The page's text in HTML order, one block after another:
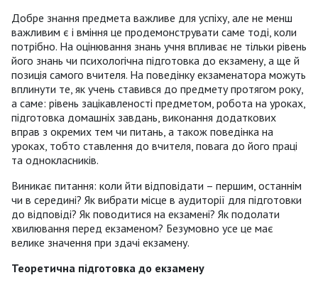
Добре знання предмета важливе для успіху, але не менш
важливим є і вміння це продемонструвати саме тоді, коли
потрібно. На оцінювання знань учня впливає не тільки рівень
його знань чи психологічна підготовка до екзамену, а ще й
позиція самого вчителя. На поведінку екзаменатора можуть
вплинути те, як учень ставився до предмету протягом року,
а саме: рівень зацікавленості предметом, робота на уроках,
підготовка домашніх завдань, виконання додаткових
вправ з окремих тем чи питань, а також поведінка на
уроках, тобто ставлення до вчителя, повага до його праці
та однокласників.
Виникає питання: коли йти відповідати – першим, останнім
чи в середині? Як вибрати місце в аудиторії для підготовки
до відповіді? Як поводитися на екзамені? Як подолати
хвилювання перед екзаменом? Безумовно усе це має
велике значення при здачі екзамену.
Теоретична підготовка до екзамену